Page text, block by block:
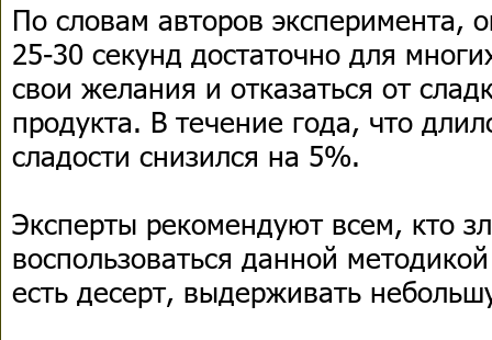
По словам авторов эксперимента,
25-30 секунд достаточно для
свои желания и отказаться от
продукта. В течение года, что
сладости снизился на 5%.
Эксперты рекомендуют всем, кто
воспользоваться данной
есть десерт, выдерживать